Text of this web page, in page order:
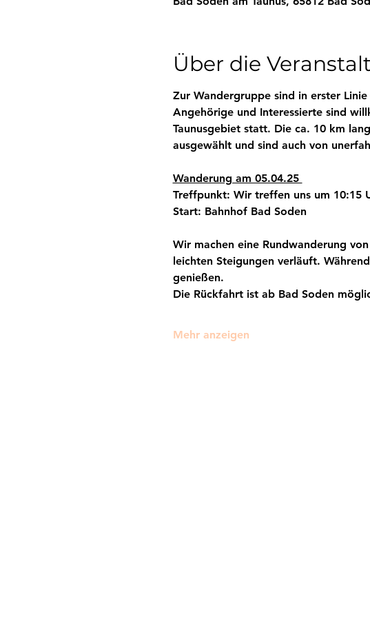
Über die
Zur Wandergruppe sind in erster
Angehörige und Interessierte sind
Taunusgebiet statt. Die ca. 10 km
ausgewählt und sind auch von
Wanderung am 05.04.25
Treffpunkt: Wir treffen uns um 10:15
Start: Bahnhof Bad Soden
Wir machen eine Rundwanderung
leichten Steigungen verläuft.
genießen.
Die Rückfahrt ist ab Bad Soden
Mehr anzeigen